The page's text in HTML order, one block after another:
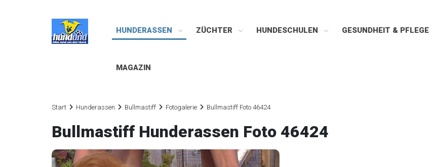
HUNDERASSEN ZÜCHTER HUNDESCHULEN GESUNDHEIT & PFLEGE
MAGAZIN
Start Hunderassen Bullmastiff Fotogalerie Bullmastiff Foto 46424
Bullmastiff Hunderassen Foto 46424